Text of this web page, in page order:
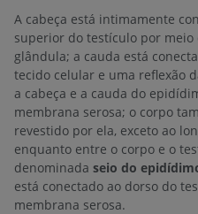
A cabeça está intimamente
superior do testículo por
glândula; a cauda está
tecido celular e uma reflexão
a cabeça e a cauda do
membrana serosa; o corpo
revestido por ela, exceto ao
enquanto entre o corpo e o
denominada seio do
está conectado ao dorso do
membrana serosa.